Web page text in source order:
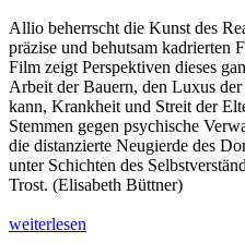
Allio beherrscht die Kunst des
präzise und behutsam kadrierten
Film zeigt Perspektiven dieses
Arbeit der Bauern, den Luxus
kann, Krankheit und Streit der
Stemmen gegen psychische
die distanzierte Neugierde des
unter Schichten des
Trost. (Elisabeth Büttner)
weiterlesen